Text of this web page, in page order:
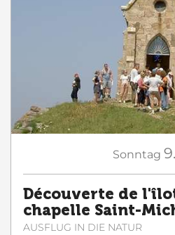
Sonntag 9.
Découverte de
chapelle Saint-
AUSFLUG IN DIE NATUR